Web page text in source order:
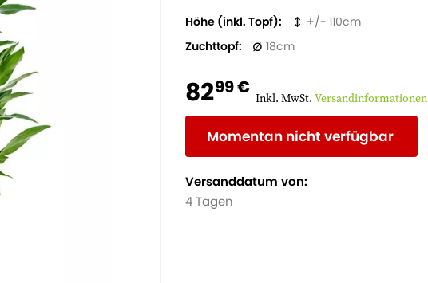
Höhe (inkl. Topf) 110
Zuchttopf
18
8299 € Inkl. MwSt.Versandinformationen
Momentan nicht verfügbar
Versanddatum von:
4 Tagen